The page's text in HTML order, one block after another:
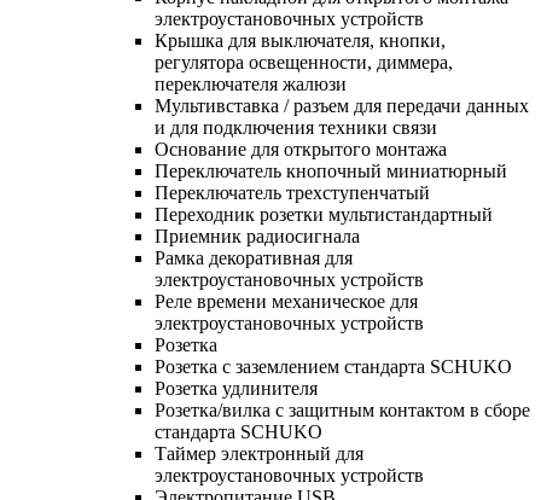
электроустановочных устройств
Крышка для выключателя, кнопки,
регулятора освещенности, диммера,
переключателя жалюзи
Мультивставка / разъем для передачи данных
и для подключения техники связи
Основание для открытого монтажа
Переключатель кнопочный миниатюрный
Переключатель трехступенчатый
Переходник розетки мультистандартный
Приемник радиосигнала
Рамка декоративная для
электроустановочных устройств
Реле времени механическое для
электроустановочных устройств
Розетка
Розетка с заземлением стандарта SCHUKO
Розетка удлинителя
Розетка/вилка с защитным контактом в сборе
стандарта SCHUKO
Таймер электронный для
электроустановочных устройств